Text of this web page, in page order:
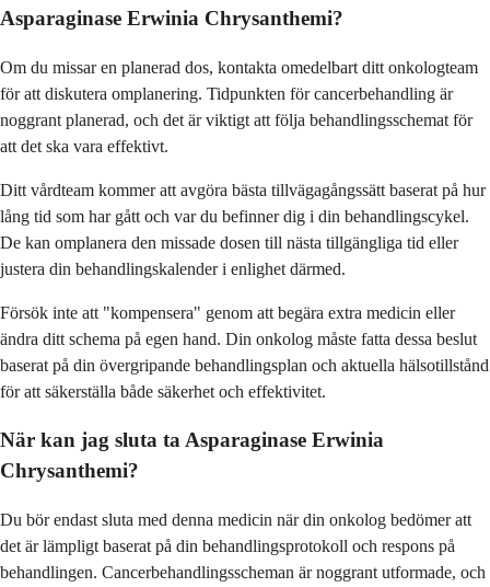
Asparaginase Erwinia Chrysanthemi?
Om du missar en planerad dos, kontakta omedelbart ditt onkologteam
för att diskutera omplanering. Tidpunkten för cancerbehandling är
noggrant planerad, och det är viktigt att följa behandlingsschemat för
att det ska vara effektivt.
Ditt vårdteam kommer att avgöra bästa tillvägagångssätt baserat på hur
lång tid som har gått och var du befinner dig i din behandlingscykel.
De kan omplanera den missade dosen till nästa tillgängliga tid eller
justera din behandlingskalender i enlighet därmed.
Försök inte att "kompensera" genom att begära extra medicin eller
ändra ditt schema på egen hand. Din onkolog måste fatta dessa beslut
baserat på din övergripande behandlingsplan och aktuella hälsotillstånd
för att säkerställa både säkerhet och effektivitet.
När kan jag sluta ta Asparaginase Erwinia
Chrysanthemi?
Du bör endast sluta med denna medicin när din onkolog bedömer att
det är lämpligt baserat på din behandlingsprotokoll och respons på
behandlingen. Cancerbehandlingsscheman är noggrant utformade, och